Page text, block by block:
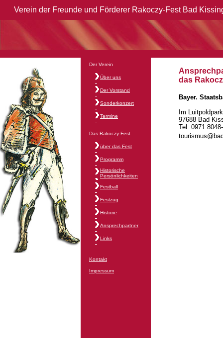
Verein der Freunde und Förderer Rakoczy-Fest Bad
Der Verein
Über uns
Der Vorstand
Sonderkonzert
Termine
Das Rakoczy-Fest
über das Fest
Programm
Historische
Persönlichkeiten
Festball
Festzug
Historie
Ansprechpartner
Links
Kontakt
Impressum
das
Bayer.
Im
97688 Bad
Tel. 0971